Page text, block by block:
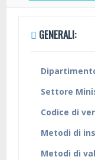
GENERALI:
Settore
Codice di
Metodi di
Metodi di